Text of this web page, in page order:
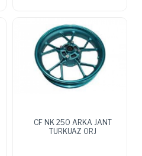
CF NK 250 ARKA JANT
TURKUAZ ORJ